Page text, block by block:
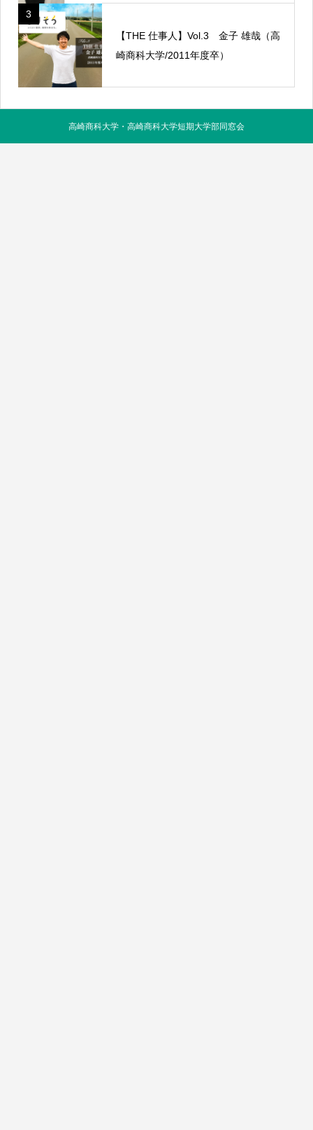
3
【THE 仕事人】Vol.3 金子 雄哉（高
崎商科大学/2011年度卒）
高崎商科大学・高崎商科大学短期大学部同窓会